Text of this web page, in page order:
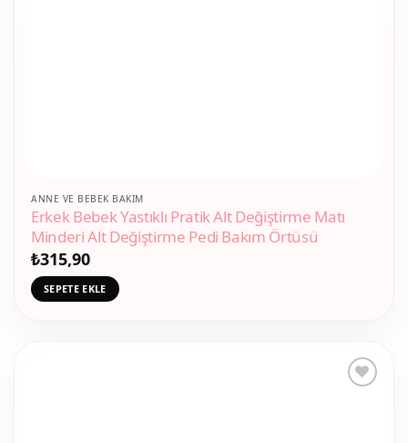
ANNE VE BEBEK BAKIM
Erkek Bebek Yastıklı Pratik Alt Değiştirme Matı
Minderi Alt Değiştirme Pedi Bakım Örtüsü
₺315,90
SEPETE EKLE